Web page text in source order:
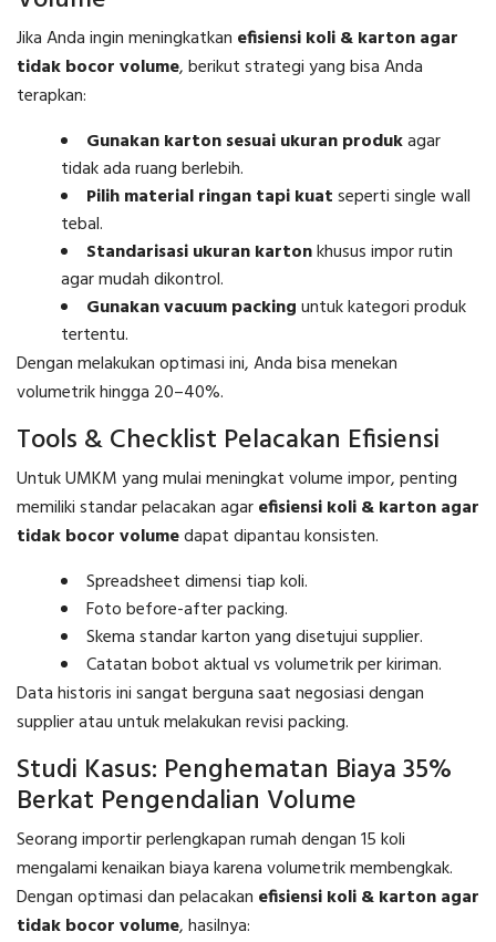
Jika Anda ingin meningkatkan efisiensi koli & karton agar
tidak bocor volume, berikut strategi yang bisa Anda
terapkan:
Gunakan karton sesuai ukuran produkagar
tidak ada ruang berlebih.
Pilih material ringan tapi kuatseperti single wall
tebal.
Standarisasi ukuran kartonkhusus impor rutin
agar mudah dikontrol.
Gunakan vacuum packinguntuk kategori produk
tertentu.
Dengan melakukan optimasi ini, Anda bisa menekan
volumetrik hingga 20–40%.
Tools & Checklist Pelacakan Efisiensi
Untuk UMKM yang mulai meningkat volume impor, penting
memiliki standar pelacakan agarefisiensi koli & karton agar
tidak bocor volumedapat dipantau konsisten.
Spreadsheet dimensi tiap koli.
Foto before-after packing.
Skema standar karton yang disetujui supplier.
Catatan bobot aktual vs volumetrik per kiriman.
Data historis ini sangat berguna saat negosiasi dengan
supplier atau untuk melakukan revisi packing.
Studi Kasus: Penghematan Biaya 35%
Berkat Pengendalian Volume
Seorang importir perlengkapan rumah dengan 15 koli
mengalami kenaikan biaya karena volumetrik membengkak.
Dengan optimasi dan pelacakan efisiensi koli & karton agar
tidak bocor volume, hasilnya: